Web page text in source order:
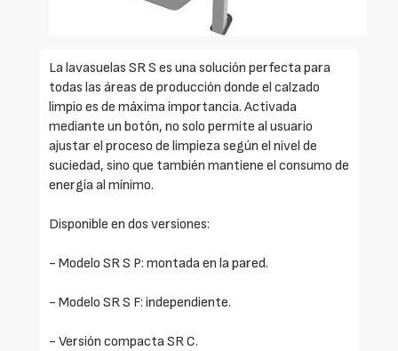
La lavasuelas SR S es una solución perfecta para
todas las áreas de producción donde el calzado
limpio es de máxima importancia. Activada
mediante un botón, no solo permite al usuario
ajustar el proceso de limpieza según el nivel de
suciedad, sino que también mantiene el consumo de
energía al mínimo.
Disponible en dos versiones:
- Modelo SR S P: montada en la pared.
- Modelo SR S F: independiente.
- Versión compacta SR C.